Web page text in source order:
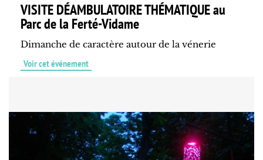
VISITE DÉAMBULATOIRE THÉMATIQUE au
Parc de la Ferté-Vidame
Dimanche de caractère autour de la vénerie
Voir cet événement